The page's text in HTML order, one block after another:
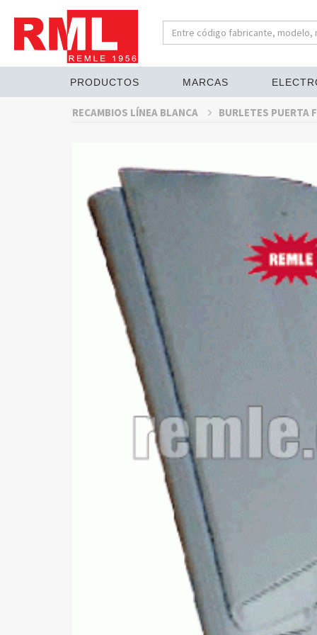
PRODUCTOS MARCAS
RECAMBIOS LÍNEA BLANCA BURLETES PUERTA